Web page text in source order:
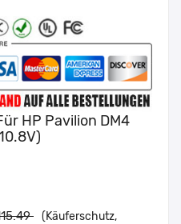
HP Pavilion DM4
(Käuferschutz,